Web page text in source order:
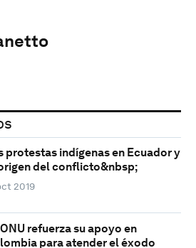
protestas indígenas en Ecuador y
del conflicto&nbsp;
2019
refuerza su apoyo en
para atender el éxodo